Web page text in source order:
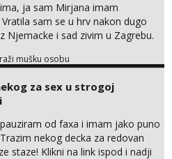
ja sam Mirjana imam
sam se u hrv nakon dugo
Njemacke i sad zivim u Zagrebu.
pusenja i guranja dilda,
na poslu ;) Radim
i dopisivanja u kojem
slike, video, glasovne...
svoj donji ves a ako mogu isp...
mušku osobu
za sex u strogoj
od faxa i imam jako puno
nekog decka za redovan
staze! Klikni na link ispod i nadji